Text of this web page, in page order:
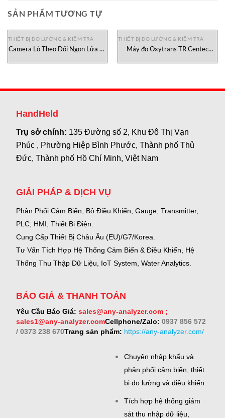
SẢN PHẨM TƯƠNG TỰ
THIẾT BỊ ĐO LƯỜNG & KIỂM TRA
Camera Lò Theo Dõi Ngọn Lửa D-
Nam
THIẾT BỊ ĐO LƯỜNG & KIỂM TRA
Máy đo Oxytrans TR Centec
HandHeld
Trụ sở chính: 135 Đường số 2, Khu Đô Thị Vạn
Phúc , Phường Hiệp Bình Phước, Thành phố Thủ
Đức, Thành phố Hồ Chí Minh, Việt Nam
GIẢI PHÁP & DỊCH VỤ
Phân Phối Cảm Biến, Bộ Điều Khiển, Gauge, Transmitter,
PLC, HMI, Thiết Bị Điện.
Cung Cấp Thiết Bị Châu Âu (EU)/G7/Korea.
Tư Vấn Tích Hợp Hệ Thống Cảm Biến & Điều Khiển, Hệ
Thống Thu Thập Dữ Liệu, IoT System, Water Analytics.
BÁO GIÁ & THANH TOÁN
Yêu Cầu Báo Giá: sales@any-analyzer.com ;
sales1@any-analyzer.comCellphone/Zalo: 0937 856 572
/ 0373 238 670Trang sản phẩm: https://any-analyzer.com/
Chuyên nhập khẩu và
phân phối cảm biến, thiết
bị đo lường và điều khiển.
Tích hợp hệ thống giám
sát thu nhập dữ liệu,